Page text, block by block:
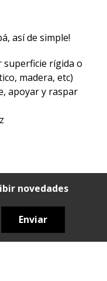
así de simple!
superficie rígida o
madera, etc)
apoyar y raspar
novedades
Enviar